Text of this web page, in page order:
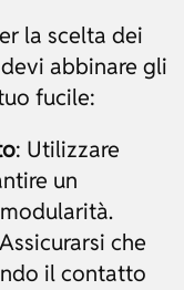
la scelta dei
abbinare gli
fucile:
: Utilizzare
un
che
il contatto